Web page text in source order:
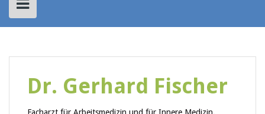
Dr. Gerhard Fischer
Facharzt für Arbeitsmedizin und für Innere Medizin.